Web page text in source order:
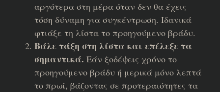
αργότερα στη μέρα όταν δεν θα έχεις
τόση δύναμη για συγκέντρωση. Ιδανικά
φτιάξε τη λίστα το προηγούμενο βράδυ.
Βάλε τάξη στη λίστα και επέλεξε τα
σημαντικά. Εάν ξοδέψεις χρόνο το
προηγούμενο βράδυ ή μερικά μόνο λεπτά
το πρωί, βάζοντας σε προτεραιότητες τα